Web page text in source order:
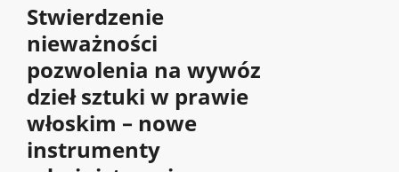
Stwierdzenie
nieważności
pozwolenia na wywóz
dzieł sztuki w prawie
włoskim – nowe
instrumenty